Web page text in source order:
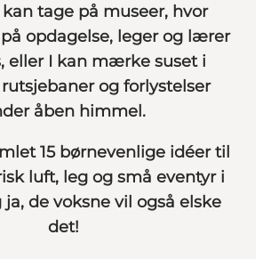
tage på museer, hvor
opdagelse, leger og lærer
eller I kan mærke suset i
og forlystelser
åben himmel.
15 børnevenlige idéer til
luft, leg og små eventyr i
de voksne vil også elske
det!